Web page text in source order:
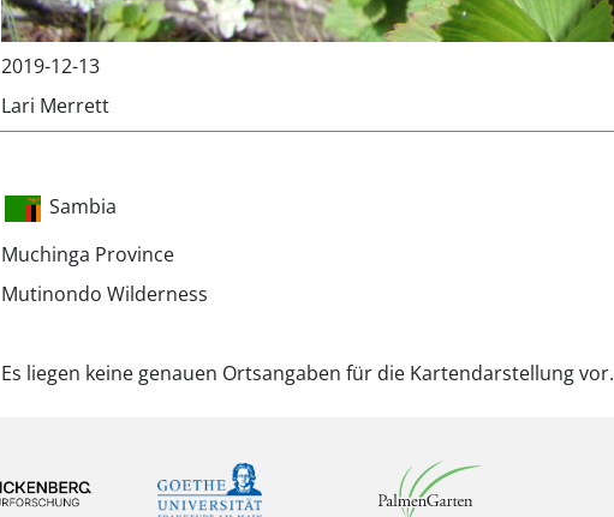
2019-12-13
Lari Merrett
Sambia
Muchinga Province
Mutinondo Wilderness
Es liegen keine genauen Ortsangaben für die Kartendarstellung vor.